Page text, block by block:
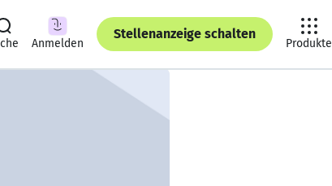
Anmelden
Stellenanzeige schalten
Produkte